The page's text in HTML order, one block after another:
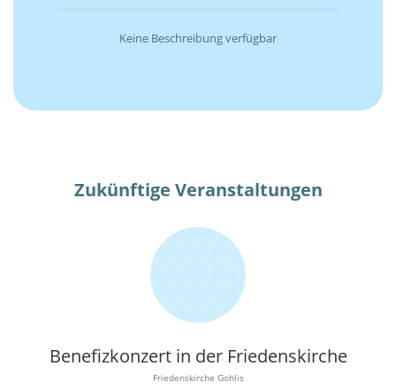
Keine Beschreibung verfügbar
Zukünftige Veranstaltungen
Benefizkonzert in der Friedenskirche
Friedenskirche Gohlis